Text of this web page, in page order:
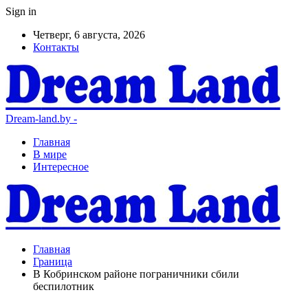
Sign in
Четверг, 6 августа, 2026
Контакты
Dream-land.by -
Главная
В мире
Интересное
Главная
Граница
В Кобринском районе пограничники сбили
беспилотник